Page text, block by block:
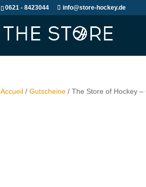
0621 - 8423044 info@store-hockey.de
Accueil /Gutscheine / The Store of Hockey –